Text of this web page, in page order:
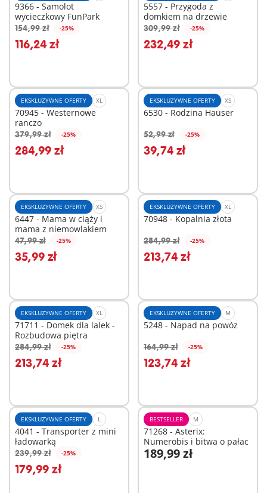
9366 - Samolot
wycieczkowy FunPark
154,99 zł -25%
116,24 zł
Dodaj do koszyka
5557 - Przygoda z
domkiem na drzewie
309,99 zł -25%
232,49 zł
Dodaj do koszyka
EKSKLUZYWNE OFERTY XL
70945 - Westernowe
ranczo
379,99 zł -25%
284,99 zł
Dodaj do koszyka
EKSKLUZYWNE OFERTY XS
6530 - Rodzina Hauser
52,99 zł -25%
39,74 zł
Dodaj do koszyka
EKSKLUZYWNE OFERTY XS
6447 - Mama w ciąży i
mama z niemowlakiem
47,99 zł -25%
35,99 zł
Dodaj do koszyka
EKSKLUZYWNE OFERTY XL
70948 - Kopalnia złota
284,99 zł -25%
213,74 zł
Dodaj do koszyka
EKSKLUZYWNE OFERTY XL
71711 - Domek dla lalek -
Rozbudowa piętra
284,99 zł -25%
213,74 zł
Dodaj do koszyka
EKSKLUZYWNE OFERTY M
5248 - Napad na powóz
164,99 zł -25%
123,74 zł
Dodaj do koszyka
EKSKLUZYWNE OFERTY L
4041 - Transporter z mini
ładowarką
239,99 zł -25%
179,99 zł
Dodaj do koszyka
BESTSELLER M
71268 - Asterix:
Numerobis i bitwa o pałac
189,99 zł
Dodaj do koszyka